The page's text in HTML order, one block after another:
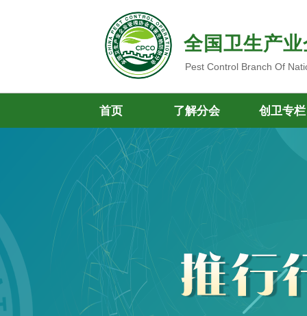
全国卫生产
Pest Control Branch Of
首页 了解分会 创卫专栏